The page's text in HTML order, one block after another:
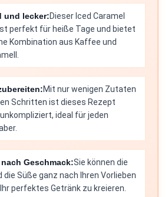
und lecker:Dieser Iced Caramel
perfekt für heiße Tage und bietet
Kombination aus Kaffee und
Mit nur wenigen Zutaten
Schritten ist dieses Rezept
ideal für jeden
Geschmack:Sie können die
die Süße ganz nach Ihren Vorlieben
perfektes Getränk zu kreieren.